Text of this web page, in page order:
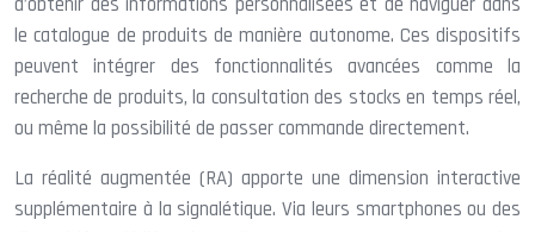
le catalogue de produits de manière autonome. Ces dispositifs
peuvent intégrer des fonctionnalités avancées comme la
recherche de produits, la consultation des stocks en temps réel,
ou même la possibilité de passer commande directement.
La réalité augmentée (RA) apporte une dimension interactive
supplémentaire à la signalétique. Via leurs smartphones ou des